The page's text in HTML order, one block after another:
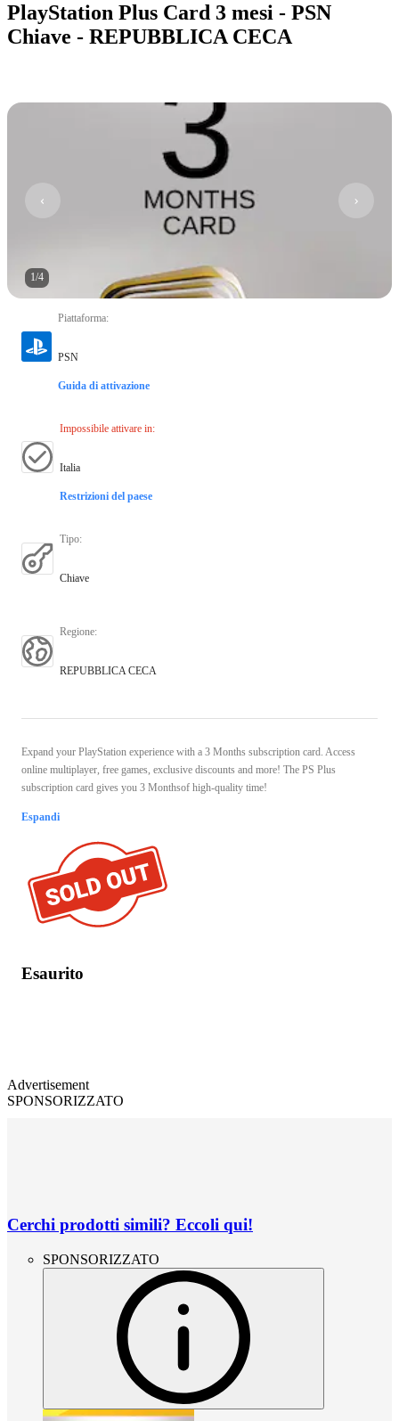
PlayStation Plus Card 3 mesi - PSN
Chiave - REPUBBLICA CECA
1/4
Piattaforma:
PSN
Guida di attivazione
Impossibile attivare in:
Italia
Restrizioni del paese
Tipo:
Chiave
Regione:
REPUBBLICA CECA
Expand your PlayStation experience with a 3 Months subscription card. Access
online multiplayer, free games, exclusive discounts and more! The PS Plus
subscription card gives you 3 Monthsof high-quality time!
Espandi
Esaurito
Advertisement
SPONSORIZZATO
Cerchi prodotti simili? Eccoli qui!
SPONSORIZZATO